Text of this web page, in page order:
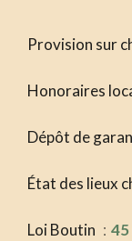
Provision sur
Honoraires
Dépôt de
État des lieux
Loi Boutin 45